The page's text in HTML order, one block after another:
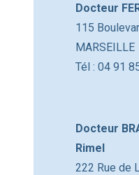
Docteur
115
MARSEILLE
Tél : 04 91
Docteur
Rimel
222 Rue de